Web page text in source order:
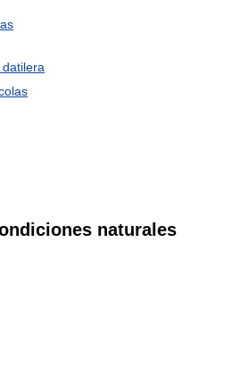
naturales